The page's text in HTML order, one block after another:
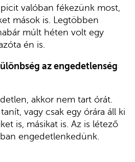
valóban fékezünk most,
mások is. Legtöbben
múlt héten volt egy
én is.
az engedetlenség
akkor nem tart órát.
vagy csak egy órára áll ki
is, másikat is. Az is létező
engedetlenkedünk.